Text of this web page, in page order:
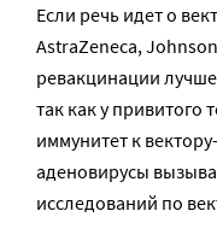
Если речь идет о
AstraZeneca,
ревакцинации
так как у привитого
иммунитет к
аденовирусы
исследований по